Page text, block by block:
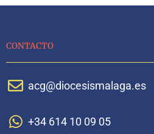
CONTACTO
acg@diocesismalaga.es
+34 614 10 09 05